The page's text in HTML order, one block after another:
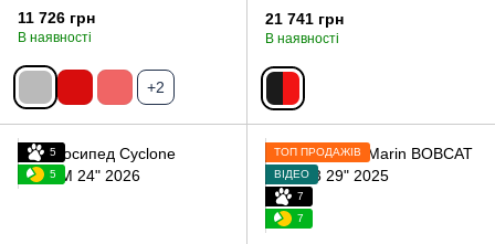
11 726 грн
В наявності
+2
21 741 грн
В наявності
5
5
ТОП ПРОДАЖІВ
ВІДЕО
7
7